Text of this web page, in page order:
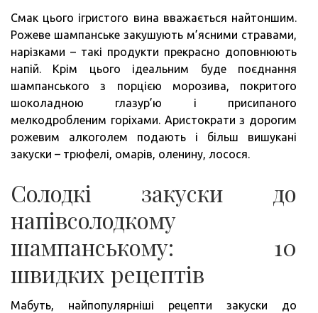
Смак цього ігристого вина вважається найтоншим.
Рожеве шампанське закушують м’ясними стравами,
нарізками – такі продукти прекрасно доповнюють
напій. Крім цього ідеальним буде поєднання
шампанського з порцією морозива, покритого
шоколадною глазур’ю і присипаного
мелкодробленим горіхами. Аристократи з дорогим
рожевим алкоголем подають і більш вишукані
закуски – трюфелі, омарів, оленину, лосося.
Солодкі закуски до
напівсолодкому
шампанському: 10
швидких рецептів
Мабуть, найпопулярніші рецепти закуски до